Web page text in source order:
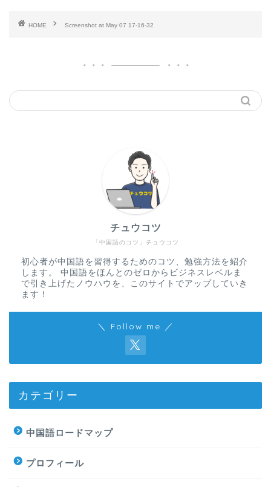
HOME Screenshot at May 07 17-16-32
「中国語のコツ」チュウコツ
チュウコツ
初心者が中国語を習得するためのコツ、勉強方法を紹介
します。 中国語をほんとのゼロからビジネスレベルま
で引き上げたノウハウを、このサイトでアップしていき
ます！
＼ Follow me ／
カテゴリー
中国語ロードマップ
プロフィール